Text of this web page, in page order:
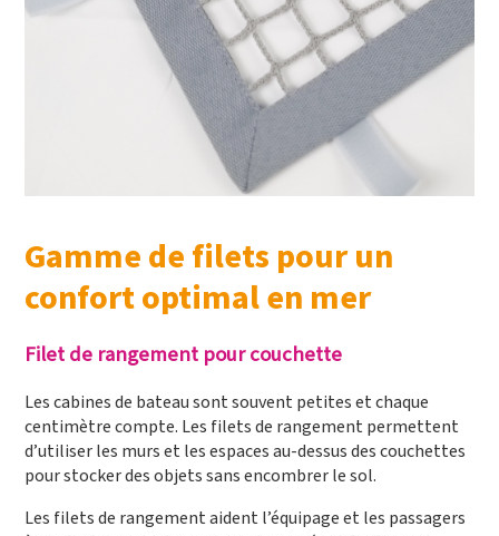
Gamme de filets pour un
confort optimal en mer
Filet de rangement pour couchette
Les cabines de bateau sont souvent petites et chaque
centimètre compte. Les filets de rangement permettent
d’utiliser les murs et les espaces au-dessus des couchettes
pour stocker des objets sans encombrer le sol.
Les filets de rangement aident l’équipage et les passagers